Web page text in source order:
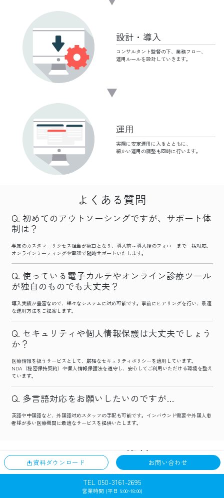
資料ダウンロード お問い合わせ
TEL 050-3161-2695
営業時間 (平日 9:00~18:00)
設計・導入
コンサルタント監督の下、 業務フロー、
運用ルールを設計していきます。
運用
実際に安定運用に入るとともに、
細かい運用の調整も同時に行います。
よくある質問
初めてのアウトソーシングですが、サポート体
制は？
専属のカスタマーサクセス担当が窓口となり、導入前～導入後のフォローまで一括対応。
オンラインミーティングや電話で随時サポートいたします。
使っている電子カルテやオンライン診療ツール
が独自のものでも大丈夫？
導入実績が豊富なので、様々なシステムに対応可能です。事前にヒアリングを行い、最適
な運用方法をご提案します。
セキュリティや個人情報保護は大丈夫でしょう
か？
医療情報を扱うサービスとして、厳格なセキュリティポリシーを適用しています。
NDA（秘密保持契約）や個人情報保護法を遵守し、安心してご利用いただける環境を整え
ています。
多言語対応をお願いしたいのですが…
英語や中国語など、外国語対応スタッフの手配も可能です。インバウンド需要や外国人患
者様が多い医療機関に最適なサービスを提供いたします。
Remobaの資料